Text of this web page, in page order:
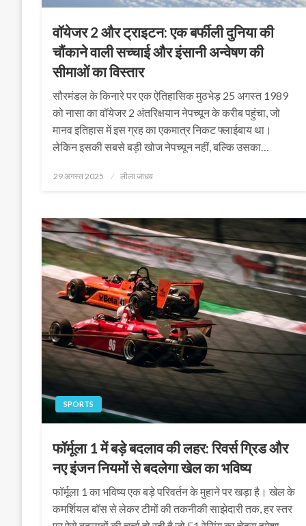
वॉयेजर 2 और ट्राइटन: एक बर्फीली दुनिया की
चौंकाने वाली सच्चाई और इंसानी अन्वेषण की
सीमाओं का विस्तार
सौरमंडल के किनारे पर एक ऐतिहासिक मुठभेड़ 25 अगस्त 1989
को नासा का वॉयेजर 2 अंतरिक्षयान नेपच्यून के करीब पहुंचा, जो
मानव इतिहास में इस ग्रह का एकमात्र निकट फ्लाईबाय था।
लेकिन इसकी सबसे बड़ी खोज नेपच्यून नहीं, बल्कि उसका…
Posted
29 अगस्त 2025 लीला जाधव
SPORTS
फॉर्मूला 1 में बड़े बदलाव की लहर: रिवर्स ग्रिड और
नए इंजन नियमों से बदलेगा खेल का भविष्य
फॉर्मूला 1 का भविष्य एक बड़े परिवर्तन के मुहाने पर खड़ा है। खेल के
कमर्शियल बॉस से लेकर टीमों की तकनीकी साझेदारी तक, हर स्तर